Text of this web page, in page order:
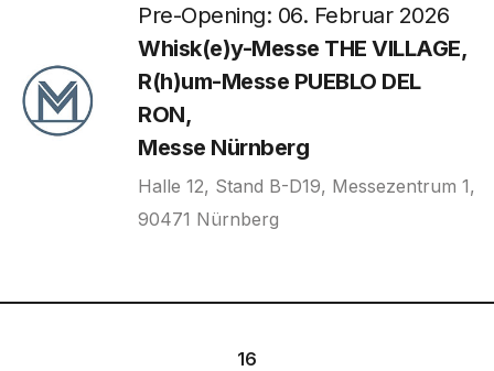
Pre-Opening: 06. Februar 2026
Whisk(e)y-Messe THE VILLAGE,
R(h)um-Messe PUEBLO DEL
RON,
Messe Nürnberg
Halle 12, Stand B-D19, Messezentrum 1,
90471 Nürnberg
16